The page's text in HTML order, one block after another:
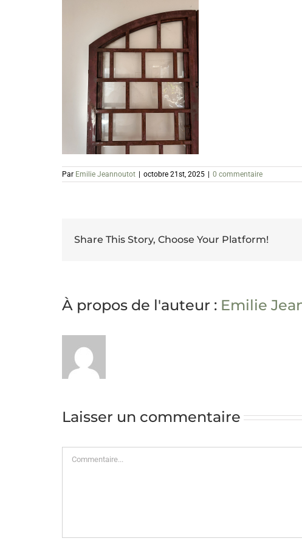
Par Emilie Jeannoutot octobre 21st, 2025 0 commentaire
Share This Story, Choose Your Platform!
À propos de l'auteur : Emilie
Laisser un commentaire